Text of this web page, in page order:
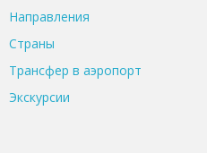
Направления
Страны
Трансфер в аэропорт
Экскурсии